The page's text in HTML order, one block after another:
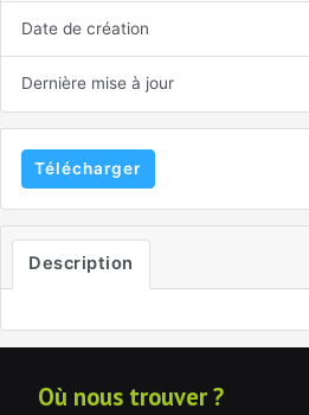
Date de création
Dernière mise à jour
Télécharger
Description
Où nous trouver ?